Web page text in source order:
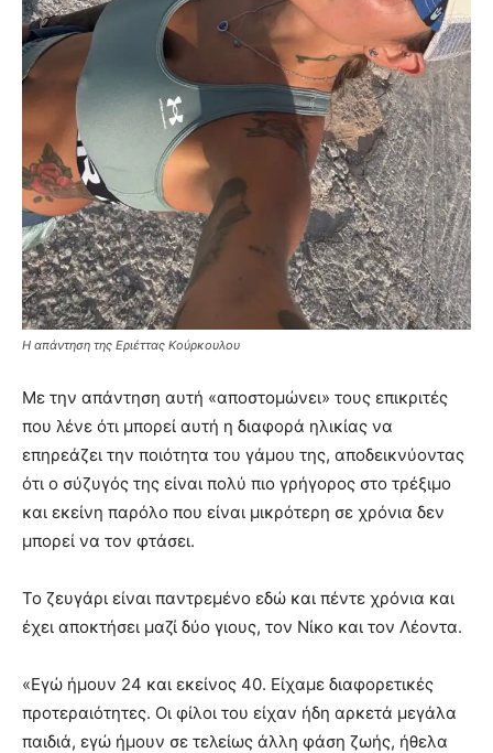
Η απάντηση της Εριέττας Κούρκουλου
Με την απάντηση αυτή «αποστομώνει» τους επικριτές
που λένε ότι μπορεί αυτή η διαφορά ηλικίας να
επηρεάζει την ποιότητα του γάμου της, αποδεικνύοντας
ότι ο σύζυγός της είναι πολύ πιο γρήγορος στο τρέξιμο
και εκείνη παρόλο που είναι μικρότερη σε χρόνια δεν
μπορεί να τον φτάσει.
Το ζευγάρι είναι παντρεμένο εδώ και πέντε χρόνια και
έχει αποκτήσει μαζί δύο γιους, τον Νίκο και τον Λέοντα.
«Εγώ ήμουν 24 και εκείνος 40. Είχαμε διαφορετικές
προτεραιότητες. Οι φίλοι του είχαν ήδη αρκετά μεγάλα
παιδιά, εγώ ήμουν σε τελείως άλλη φάση ζωής, ήθελα